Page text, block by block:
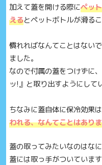
加えて蓋を開ける際にペッ
えるとペットボトルが滑る
慣れればなんてことはない
ました。
なので付属の蓋をつけずに
ッ!』と取り出すようにして
ちなみに蓋自体に保冷効果は
われる、なんてことはあり
蓋の取ってみたいなのはな
蓋には取っ手がついていま